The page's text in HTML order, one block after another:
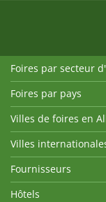
Foires par secteur
Foires par pays
Villes de foires en
Villes
Fournisseurs
Hôtels